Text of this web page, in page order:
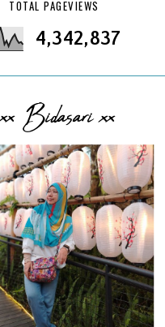
TOTAL PAGEVIEWS
4,342,837
xx Bidasari xx